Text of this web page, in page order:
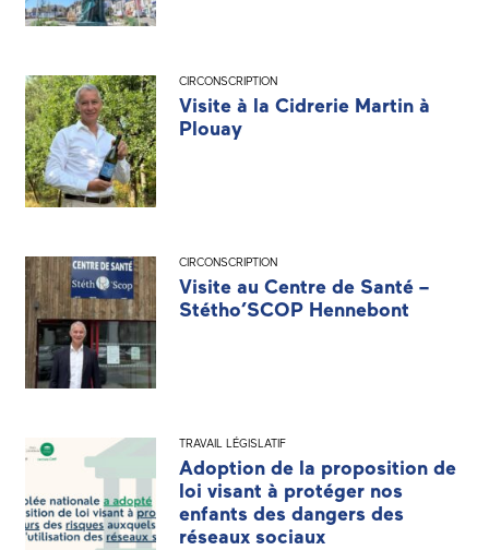
CIRCONSCRIPTION
Visite à la Cidrerie Martin à
Plouay
CIRCONSCRIPTION
Visite au Centre de Santé –
Stétho’SCOP Hennebont
TRAVAIL LÉGISLATIF
Adoption de la proposition de
loi visant à protéger nos
enfants des dangers des
réseaux sociaux